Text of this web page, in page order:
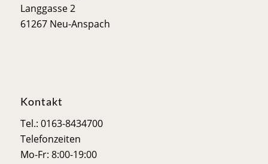
Langgasse 2
61267 Neu-Anspach
Kontakt
Tel.: 0163-8434700
Telefonzeiten
Mo-Fr: 8:00-19:00